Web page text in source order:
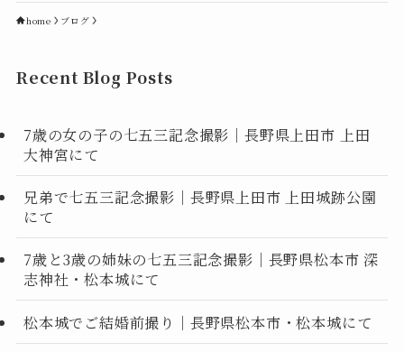
home ブログ
Recent Blog Posts
7歳の女の子の七五三記念撮影｜長野県上田市 上田
大神宮にて
兄弟で七五三記念撮影｜長野県上田市 上田城跡公園
にて
7歳と3歳の姉妹の七五三記念撮影｜長野県松本市 深
志神社・松本城にて
松本城でご結婚前撮り｜長野県松本市・松本城にて